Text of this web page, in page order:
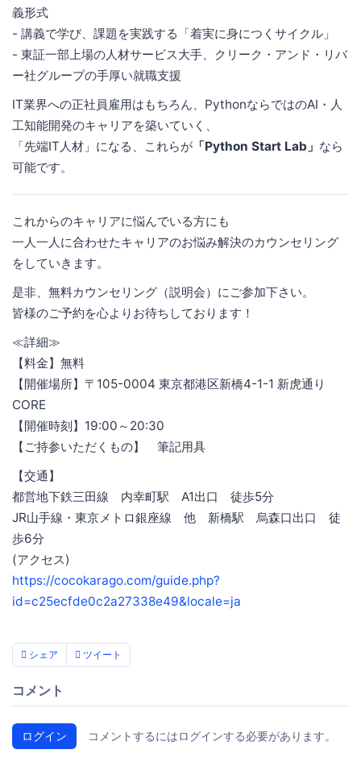
義形式
- 講義で学び、課題を実践する「着実に身につくサイクル」
- 東証一部上場の人材サービス大手、クリーク・アンド・リバ
ー社グループの手厚い就職支援
IT業界への正社員雇用はもちろん、PythonならではのAI・人
工知能開発のキャリアを築いていく、
「先端IT人材」になる、これらが 「Python Start Lab」 なら
可能です。
これからのキャリアに悩んでいる方にも
一人一人に合わせたキャリアのお悩み解決のカウンセリング
をしていきます。
是非、無料カウンセリング（説明会）にご参加下さい。
皆様のご予約を心よりお待ちしております！
≪詳細≫
【料金】無料
【開催場所】〒105-0004 東京都港区新橋4-1-1 新虎通り
CORE
【開催時刻】19:00～20:30
【ご持参いただくもの】 筆記用具
【交通】
都営地下鉄三田線 内幸町駅 A1出口 徒歩5分
JR山手線・東京メトロ銀座線 他 新橋駅 烏森口出口 徒
歩6分
(アクセス)
https://cocokarago.com/guide.php?
id=c25ecfde0c2a27338e49&locale=ja
シェア ツイート
コメント
ログイン コメントするにはログインする必要があります。